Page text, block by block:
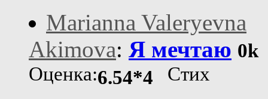
Marianna Valeryevna
Akimova: Я мечтаю 0k
Оценка:6.54*4
Стих